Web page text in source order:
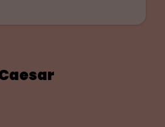
Glutenfri &